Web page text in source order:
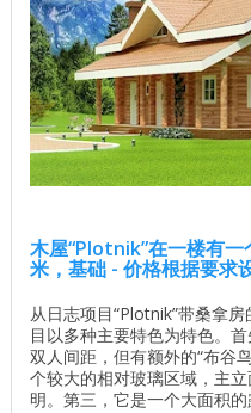
木屋“Plotnik”在一楼有
米，基础 - 价格根据要求
从日志项目“Plotnik”带桑拿
目以多种主要特色为特色。
双人间距，但有额外的“布谷
个较大的相对玻璃区域，主
明。第三，它是一个大面积